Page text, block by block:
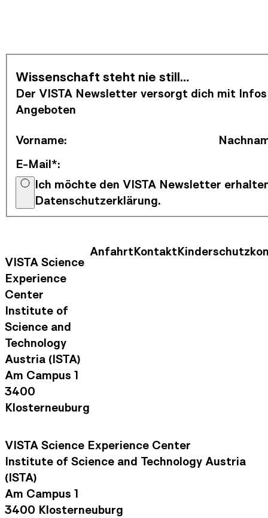
Wissenschaft steht nie still…
Der VISTA Newsletter versorgt dich mit
Angeboten
Vorname:
E-Mail*:
Ich möchte den VISTA Newsletter
Datenschutzerklärung.
VISTA Science
Experience
Center
Institute of
Science and
Technology
Austria (ISTA)
Am Campus 1
3400
Klosterneuburg
Kontaktinformationen
AnfahrtKontaktFooter
VISTA Science Experience Center
Institute of Science and Technology Austria
(ISTA)
Am Campus 1
3400 Klosterneuburg